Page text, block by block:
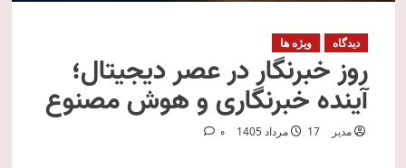
دیدگاه ویژه ها
روز خبرنگار در عصر دیجیتال؛
آینده خبرنگاری و هوش مصنوع
مدیر 17 مرداد 1405 0